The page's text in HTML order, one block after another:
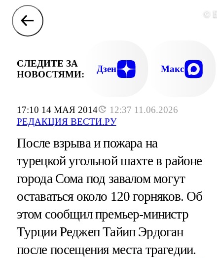
17:10 14 МАЯ 2014
12:37 11.06.2026
РЕДАКЦИЯ ВЕСТИ.РУ
©
СЛЕДИТЕ ЗА
НОВОСТЯМИ:
Дзен Макс
После взрыва и пожара на
турецкой угольной шахте в районе
города Сома под завалом могут
оставаться около 120 горняков. Об
этом сообщил премьер-министр
Турции Реджеп Тайип Эрдоган
после посещения места трагедии.